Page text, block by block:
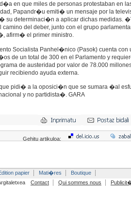
en que miles de personas protestaban en
Papandr�u emiti� un mensaje por la
su determinaci�n a aplicar dichas medidas.
camino del deber, junto con el grupo
afirm� el primer ministro.
Socialista Panhel�nico (Pasok) cuenta
de un total de 300 en el Parlamento y
de austeridad por valor de 78.000
recibiendo ayuda externa.
pidi� a la oposici�n que se sumara �al
y no partidista�. GARA
Gehitu artikuloa:
papier Mati�res
Boutique
Contact Qui sommes nous